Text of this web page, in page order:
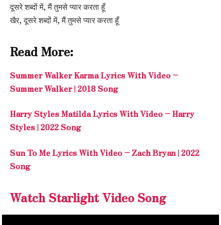
दूसरे शब्दों में, मैं तुमसे प्यार करता हूँ
खैर, दूसरे शब्दों में, मैं तुमसे प्यार करता हूँ
Read More:
Summer Walker Karma Lyrics With Video –
Summer Walker | 2018 Song
Harry Styles Matilda Lyrics With Video – Harry
Styles | 2022 Song
Sun To Me Lyrics With Video – Zach Bryan | 2022
Song
Watch Starlight Video Song